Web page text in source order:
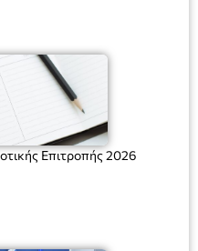
Επιτροπής 2026